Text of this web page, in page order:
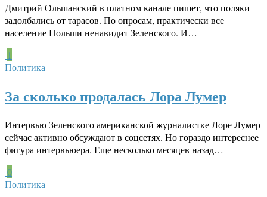
Дмитрий Ольшанский в платном канале пишет, что поляки
задолбались от тарасов. По опросам, практически все
население Польши ненавидит Зеленского. И…
1
Политика
За сколько продалась Лора Лумер
Интервью Зеленского американской журналистке Лоре Лумер
сейчас активно обсуждают в соцсетях. Но гораздо интереснее
фигура интервьюера. Еще несколько месяцев назад…
0
Политика